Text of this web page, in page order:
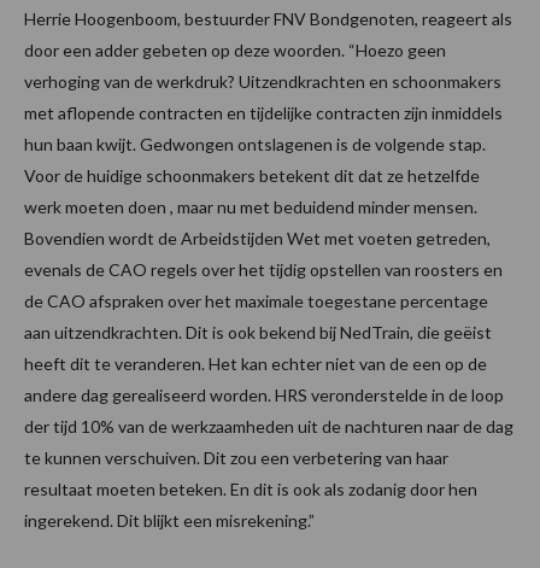
Herrie Hoogenboom, bestuurder FNV Bondgenoten, reageert als
door een adder gebeten op deze woorden. “Hoezo geen
verhoging van de werkdruk? Uitzendkrachten en schoonmakers
met aflopende contracten en tijdelijke contracten zijn inmiddels
hun baan kwijt. Gedwongen ontslagenen is de volgende stap.
Voor de huidige schoonmakers betekent dit dat ze hetzelfde
werk moeten doen , maar nu met beduidend minder mensen.
Bovendien wordt de Arbeidstijden Wet met voeten getreden,
evenals de CAO regels over het tijdig opstellen van roosters en
de CAO afspraken over het maximale toegestane percentage
aan uitzendkrachten. Dit is ook bekend bij NedTrain, die geëist
heeft dit te veranderen. Het kan echter niet van de een op de
andere dag gerealiseerd worden. HRS veronderstelde in de loop
der tijd 10% van de werkzaamheden uit de nachturen naar de dag
te kunnen verschuiven. Dit zou een verbetering van haar
resultaat moeten beteken. En dit is ook als zodanig door hen
ingerekend. Dit blijkt een misrekening.”